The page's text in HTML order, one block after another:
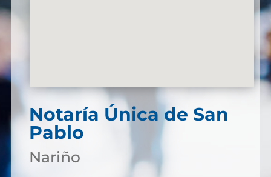
Notaría Única de San
Pablo
Nariño